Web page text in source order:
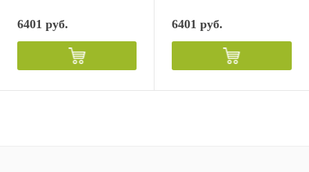
6401 руб. 6401 руб.